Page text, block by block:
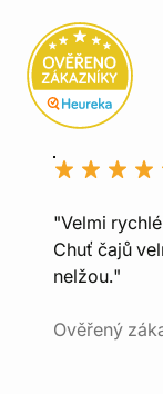
"Velmi
Chuť čajů
nelžou."
Ověřený